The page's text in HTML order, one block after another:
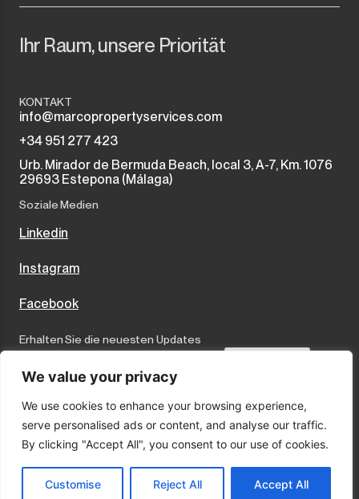
We value your privacy
We use cookies to enhance your browsing experience,
serve personalised ads or content, and analyse our traffic.
By clicking "Accept All", you consent to our use of cookies.
Customise Reject All Accept All
Ihr Raum, unsere Priorität
KONTAKT
info@marcopropertyservices.com
+34 951 277 423
Urb. Mirador de Bermuda Beach, local 3, A-7, Km. 1076
29693 Estepona (Málaga)
Soziale Medien
Linkedin
Instagram
Facebook
Erhalten Sie die neuesten Updates
I accept the terms and conditions
© 2025 Marco Properties · Sitio por: LA
Datenschutzbestimmungen
Cookies
Impressum